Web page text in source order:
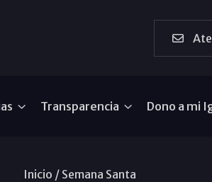
Transparencia Dono a mi
Inicio / Semana Santa